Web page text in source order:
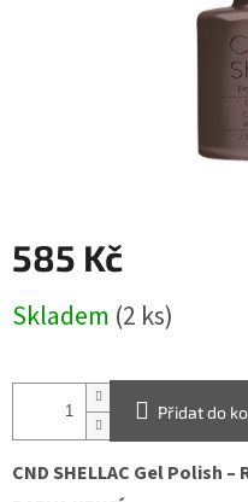
585 Kč
cena:
Skladem (2 ks)
Přidat do
CNDSHELLAC Gel Polish –